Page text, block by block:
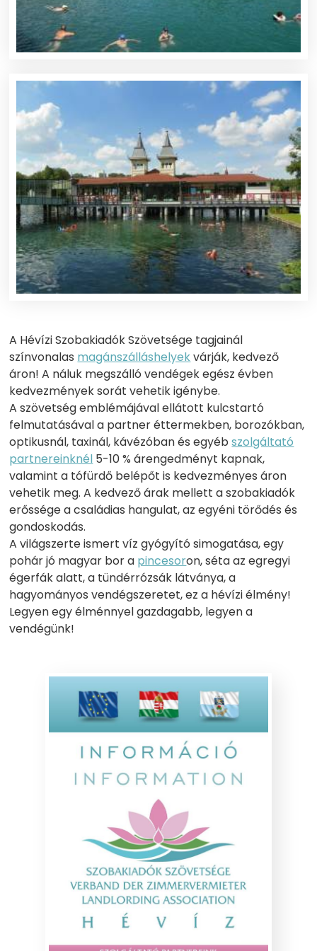
A Hévízi Szobakiadók Szövetsége tagjainál
színvonalas magánszálláshelyekvárják, kedvező
áron! A náluk megszálló vendégek egész évben
kedvezmények sorát vehetik igénybe.
A szövetség emblémájával ellátott kulcstartó
felmutatásával a partner éttermekben, borozókban,
optikusnál, taxinál, kávézóban és egyébszolgáltató
partnereinknél 5-10 % árengedményt kapnak,
valamint a tófürdő belépőt is kedvezményes áron
vehetik meg. A kedvező árak mellett a szobakiadók
erőssége a családias hangulat, az egyéni törődés és
gondoskodás.
A világszerte ismert víz gyógyító simogatása, egy
pohár jó magyar bor a pincesoron, séta az egregyi
égerfák alatt, a tündérrózsák látványa, a
hagyományos vendégszeretet, ez a hévízi élmény!
Legyen egy élménnyel gazdagabb, legyen a
vendégünk!